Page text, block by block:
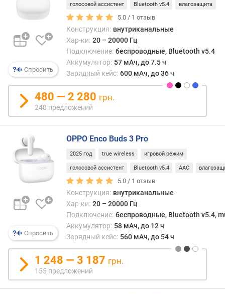
т
в
п
р
е
д
е
н
и
и
е
д
а
н
с
(
Спросить
голосовой ассистент Bluetooth v5.4 влагозащита
5.0 / 1 отзыв
Конструкция: внутриканальные
Хар-ки: 20 – 20000 Гц
Подключение: беспроводные, Bluetooth v5.4
Аккумулятор: 57 мАч, до 7.5 ч
Зарядный кейс: 600 мАч, до 36 ч
480 — 2 280 грн.
248 предложений
Спросить
OPPO Enco Buds 3 Pro
2025 год true wireless игровой режим
голосовой ассистент Bluetooth v5.4 AAC
5.0 / 1 отзыв
Конструкция: внутриканальные
Хар-ки: 20 – 20000 Гц
Подключение: беспроводные, Bluetooth v5.4,
Аккумулятор: 58 мАч, до 12 ч
Зарядный кейс: 560 мАч, до 54 ч
1 248 — 3 187 грн.
155 предложений